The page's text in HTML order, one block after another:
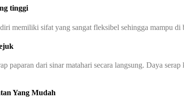
tinggi
memiliki sifat yang sangat fleksibel sehingga mampu di
paparan dari sinar matahari secara langsung. Daya
Yang Mudah